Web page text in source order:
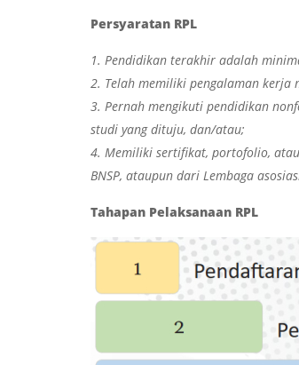
Persyaratan RPL
1. Pendidikan terakhir adalah
2. Telah memiliki pengalaman kerja
3. Pernah mengikuti pendidikan
studi yang dituju, dan/atau;
4. Memiliki sertifikat, portofolio,
BNSP, ataupun dari Lembaga
Tahapan Pelaksanaan RPL